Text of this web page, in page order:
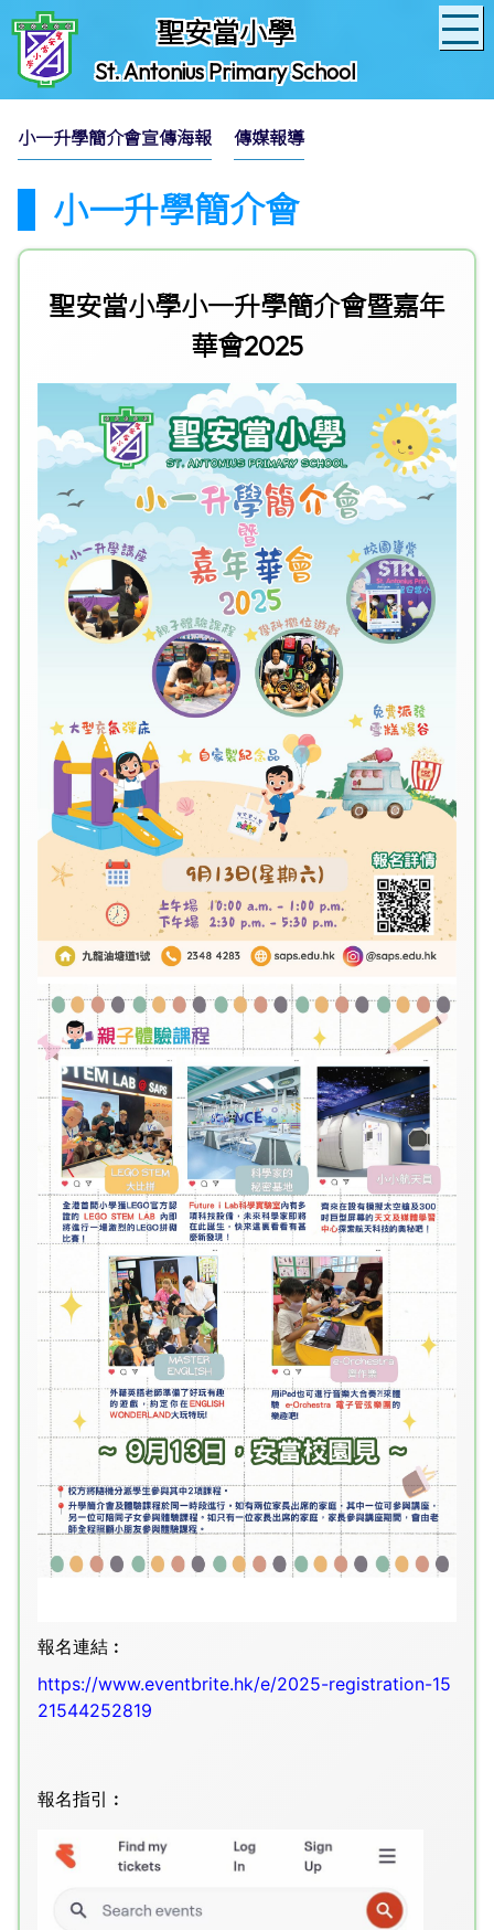
聖安當小學
St. Antonius Primary School
小一升學簡介會宣傳海報 傳媒報導
小一升學簡介會
聖安當小學小一升學簡介會暨嘉年
華會2025
報名連結︰
https://www.eventbrite.hk/e/2025-registration-15
21544252819
報名指引︰